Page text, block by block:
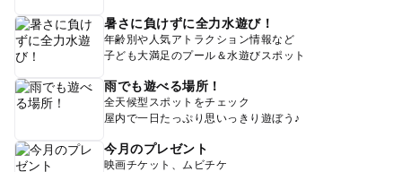
暑さに負けずに全力水遊び！
年齢別や人気アトラクション情報など
子ども大満足のプール＆水遊びスポット
雨でも遊べる場所！
全天候型スポットをチェック
屋内で一日たっぷり思いっきり遊ぼう♪
今月のプレゼント
映画チケット、ムビチケ